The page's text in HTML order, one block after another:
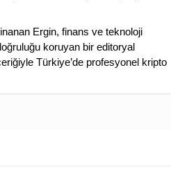
Ergin, finans ve teknoloji
koruyan bir editoryal
Türkiye’de profesyonel kripto